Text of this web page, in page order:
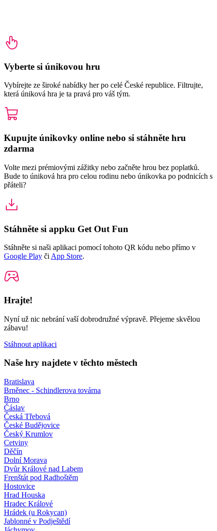
Vyberte si únikovou hru
Vybírejte ze široké nabídky her po celé České republice. Filtrujte,
která úniková hra je ta pravá pro váš tým.
Kupujte únikovky online nebo si stáhněte hru
zdarma
Volte mezi prémiovými zážitky nebo začněte hrou bez poplatků.
Bude to úniková hra pro celou rodinu nebo únikovka po podnicích s
přáteli?
Stáhněte si appku Get Out Fun
Stáhněte si naši aplikaci pomocí tohoto QR kódu nebo přímo v
Google Play či App Store.
Hrajte!
Nyní už nic nebrání vaší dobrodružné výpravě. Přejeme skvělou
zábavu!
Stáhnout aplikaci
Naše hry najdete v těchto městech
Bratislava
Brněnec - Schindlerova továrna
Brno
Čáslav
Česká Třebová
České Budějovice
Český Krumlov
Cetviny
Děčín
Dolní Morava
Dvůr Králové nad Labem
Frenštát pod Radhoštěm
Hostovice
Hrad Houska
Hradec Králové
Hrádek (u Rokycan)
Jablonné v Podještědí